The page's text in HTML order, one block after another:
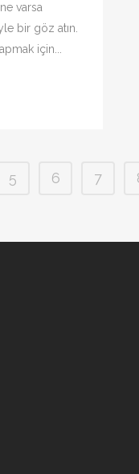
varsa
bir göz atın.
için...
5 6 7